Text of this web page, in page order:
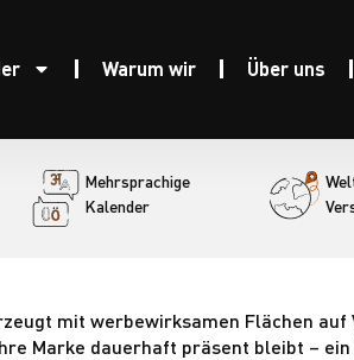
Warum wir Über uns
Mehrsprachige
Kalender
mit werbewirksamen Flächen
Marke dauerhaft präsent bleibt –